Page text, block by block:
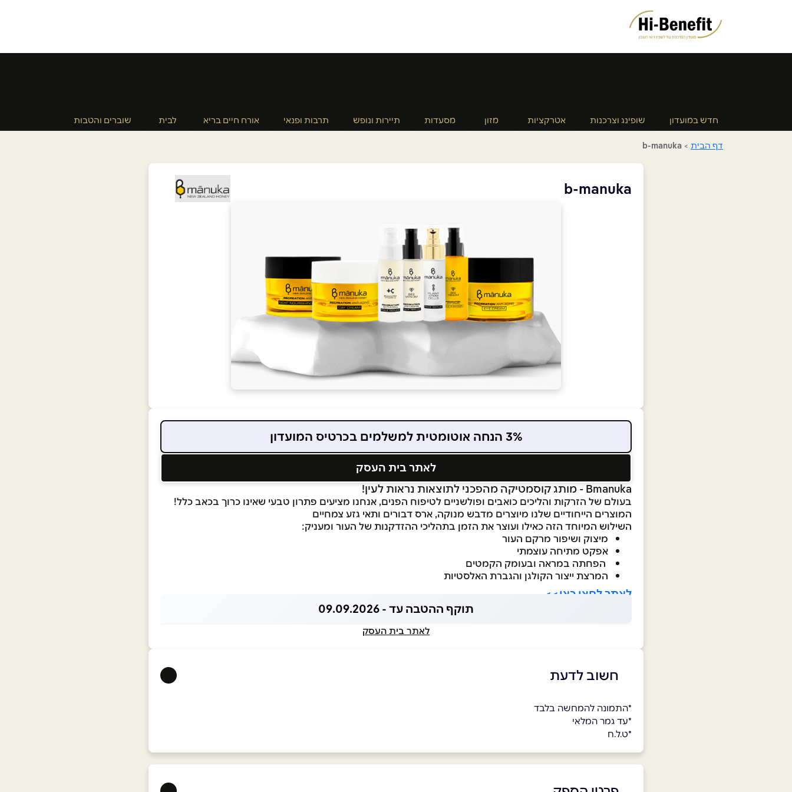
חדש במועדון שופינג וצרכנות אטרקציות מזון מסעדות תיירות ונופש תרבות ופנאי אורח חיים בריא לבית שוברים והטבות
דף הבית >
b-manuka
b-manuka
3% הנחה אוטומטית למשלמים בכרטיס המועדון
לאתר בית העסק
Bmanuka - מותג קוסמטיקה מהפכני לתוצאות נראות לעין!
בעולם של הזרקות והליכים כואבים ופולשניים לטיפוח הפנים, אנחנו מציעים פתרון טבעי שאינו כרוך בכאב כלל!
המוצרים הייחודיים שלנו מיוצרים מדבש מנוקה, ארס דבורים ותאי גזע צמחיים
השילוש המיוחד הזה כאילו ועוצר את הזמן בתהליכי ההזדקנות של העור ומעניק:
מיצוק ושיפור מרקם העור
אפקט מתיחה עוצמתי
הפחתה במראה ובעומק הקמטים
המרצת ייצור הקולגן והגברת האלסטיות
לאתר לחצו כאן>>
תוקף ההטבה עד - 09.09.2026
לאתר בית העסק
חשוב לדעת
*התמונה להמחשה בלבד
*עד גמר המלאי
*ט.ל.ח